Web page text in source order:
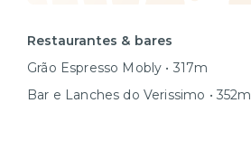
Restaurantes & bares
Grão Espresso Mobly • 317m
Bar e Lanches do Verissimo • 352m